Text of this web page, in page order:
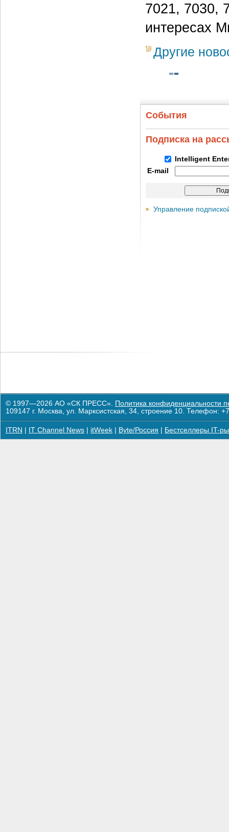
7021, 7030,
интересах
Другие
События
Подписка на
Intelligent
E-mail
Управление
© 1997—2026 АО «СК ПРЕСС». Политика конфиденциальности
109147 г. Москва, ул. Марксистская, 34, строение 10. Телефон:
ITRN IT Channel News itWeek Byte/Россия Бестселлеры IT-